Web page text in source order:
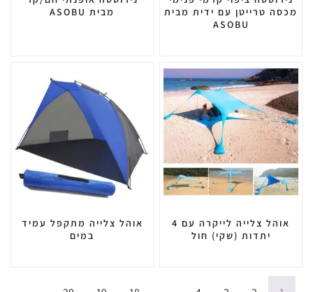
מכסה טרייטן עם ידית מבית
ASOBU
מבית ASOBU
אוהל צלייה לייקרה עם 4
יתדות (שקי) חול
אוהל צלייה מתקפל עמיד
במים